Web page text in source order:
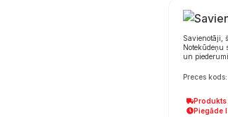
Savienotāji,
Notekūdeņu
un
Preces
Piegāde